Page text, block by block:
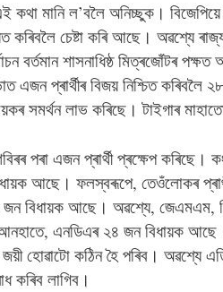
কথা মানি ল’বলৈ অনিচ্ছুক।
কৰিবলৈ চেষ্টা কৰি আছে। অৱশ্যে
বৰ্তমান শাসনাধিষ্ঠ মিত্ৰজোঁটৰ
এজন প্ৰাৰ্থীৰ বিজয় নিশ্চিত
সমৰ্থন লাভ কৰিছে। টাইগাৰ
পৰা এজন প্ৰাৰ্থী প্ৰক্ষেপ
আছে। ফলস্বৰূপে, তেওঁলোকৰ
জন বিধায়ক আছে। অৱশ্যে,
এনডিএৰ ২৪ জন বিধায়ক আছে।
জয়ী হোৱাটো কঠিন হৈ পৰিব। অৱশ্যে
কৰিব লাগিব।